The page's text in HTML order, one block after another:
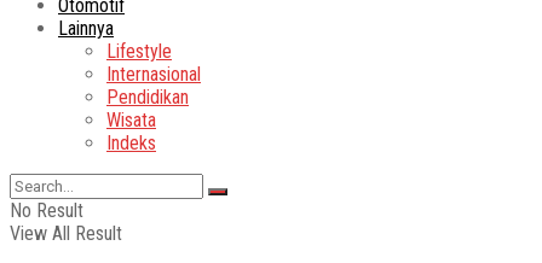
Otomotif
Lainnya
Lifestyle
Internasional
Pendidikan
Wisata
Indeks
No Result
View All Result